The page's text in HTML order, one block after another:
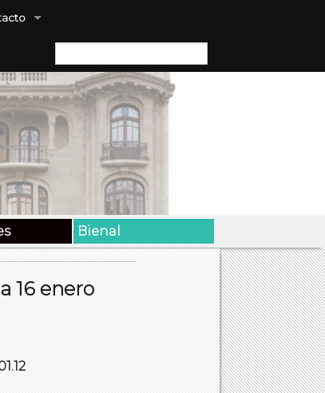
Buscar:
Bienal
16 enero